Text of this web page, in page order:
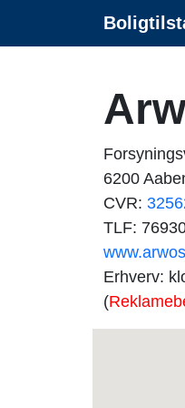
6200
CVR:
TLF:
Erhverv:
(